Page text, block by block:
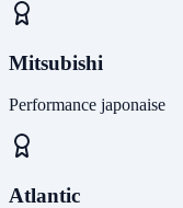
Mitsubishi
Performance japonaise
Atlantic